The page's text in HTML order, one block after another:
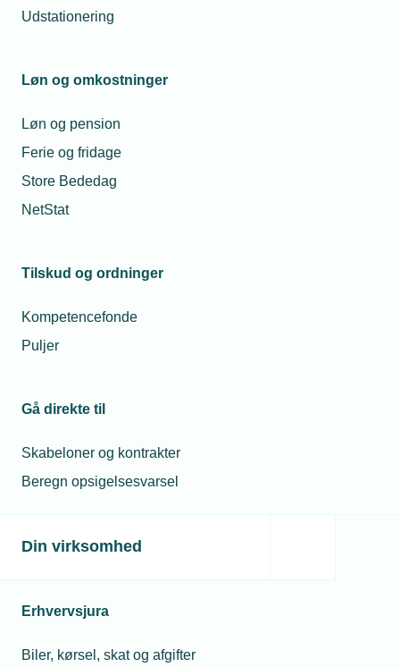
Udstationering
Løn og omkostninger
Løn og pension
Ferie og fridage
Store Bededag
NetStat
Tilskud og ordninger
Kompetencefonde
Puljer
Gå direkte til
Skabeloner og kontrakter
Beregn opsigelsesvarsel
Din virksomhed
Erhvervsjura
Biler, kørsel, skat og afgifter
Tilmeldingsfrist
Afmeldingsfrist
Mødearrangør
Københavns Blikkenslager- og VVS Laug
Dronningens Tværgade 2
Ikke medlem
Arrangementet er afholdt